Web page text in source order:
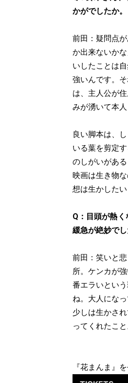
かがでしたか。
前田：疑問点
か出来ないか
いしたことは
強いんです。
は、主人公が
みが湧いて本
良い脚本は、
いる葉を剪定
のしがいがあ
映画は生き物
想は生かした
Q：目頭が熱
緩急が絶妙でし
前田：笑いと
所。ケンカが
番エラいとい
ね。大人にな
少しは生かさ
ってくれたこ
『花まんま』